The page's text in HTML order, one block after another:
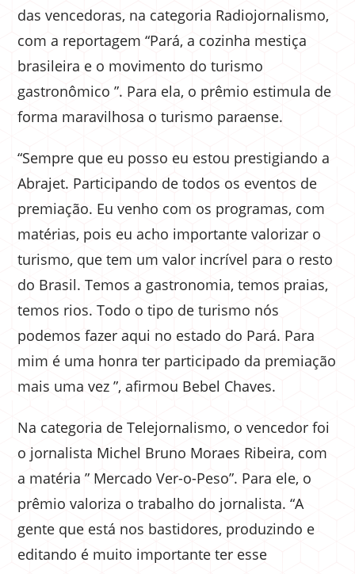
das vencedoras, na categoria Radiojornalismo,
com a reportagem “Pará, a cozinha mestiça
brasileira e o movimento do turismo
gastronômico ”. Para ela, o prêmio estimula de
forma maravilhosa o turismo paraense.
“Sempre que eu posso eu estou prestigiando a
Abrajet. Participando de todos os eventos de
premiação. Eu venho com os programas, com
matérias, pois eu acho importante valorizar o
turismo, que tem um valor incrível para o resto
do Brasil. Temos a gastronomia, temos praias,
temos rios. Todo o tipo de turismo nós
podemos fazer aqui no estado do Pará. Para
mim é uma honra ter participado da premiação
mais uma vez ”, afirmou Bebel Chaves.
Na categoria de Telejornalismo, o vencedor foi
o jornalista Michel Bruno Moraes Ribeira, com
a matéria ” Mercado Ver-o-Peso”. Para ele, o
prêmio valoriza o trabalho do jornalista. “A
gente que está nos bastidores, produzindo e
editando é muito importante ter esse